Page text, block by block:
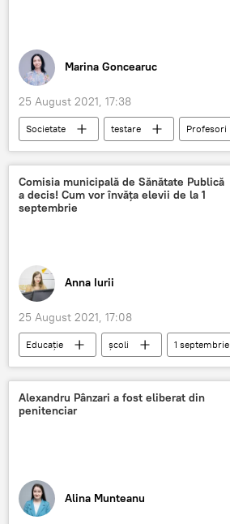
Marina Goncearuc
25 August 2021, 17:38
Societate testare
Profesori
vaccinare
Comisia municipală de Sănătate Publică
a decis! Cum vor învăța elevii de la 1
septembrie
Anna Iurii
25 August 2021, 17:08
Educație școli
1 septembrie
învățământ
Alexandru Pânzari a fost eliberat din
penitenciar
Alina Munteanu